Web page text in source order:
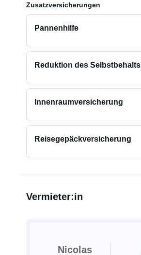
Zusatzversicherungen
Pannenhilfe
Reduktion des Selbstbehalts
Innenraumversicherung
Reisegepäckversicherung
Vermieter:in
Nicolas